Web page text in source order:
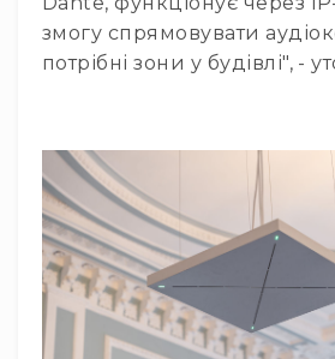
геймерів/
блогерів/
влогерів
телефонії
офісів
та
центрів
Аксесуари
змогу спрямовувати
потрібні зони у будівлі", -